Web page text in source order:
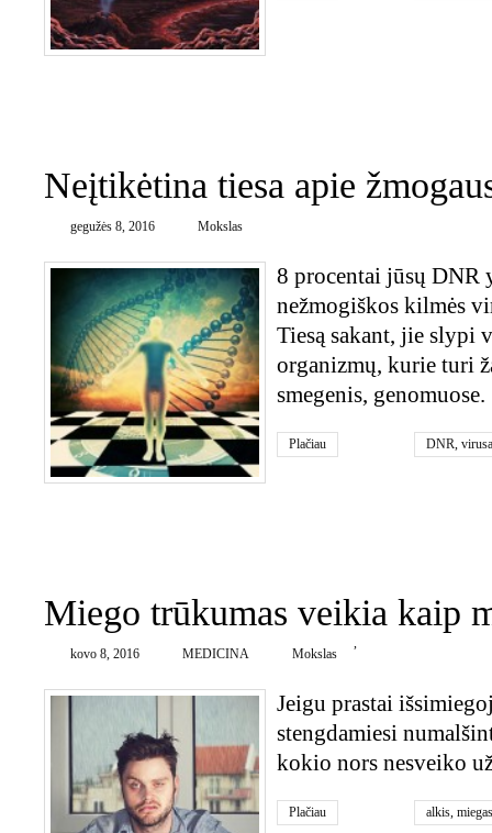
Neįtikėtina tiesa apie
gegužės 8, 2016 Mokslas
8 procentai jūsų DNR
nežmogiškos kilmės
Tiesą sakant, jie slypi
organizmų, kurie turi
smegenis, genomuose.
Plačiau DNR,
Miego trūkumas veikia kaip
kovo 8, 2016 MEDICINA
,
Mokslas
Jeigu prastai
stengdamiesi
kokio nors nesveiko
Plačiau alkis, miegas